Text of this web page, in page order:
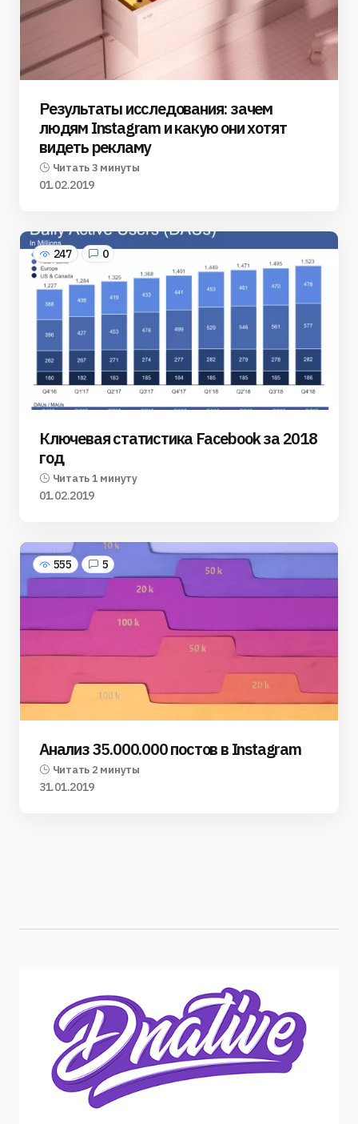
Результаты исследования: зачем
людям Instagram и какую они хотят
видеть рекламу
Читать 3 минуты
01.02.2019
247 0
Ключевая статистика Facebook за 2018
год
Читать 1 минуту
01.02.2019
555 5
Анализ 35.000.000 постов в Instagram
Читать 2 минуты
31.01.2019